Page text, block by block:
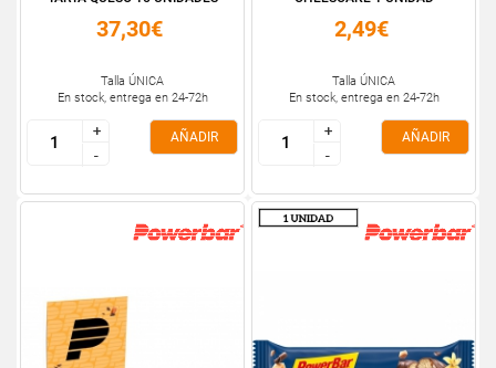
37,30€
Talla ÚNICA
En stock, entrega en 24-72h
+
-
+
-
AÑADIR
2,49€
Talla ÚNICA
En stock, entrega en 24-72h
+
-
+
-
AÑADIR